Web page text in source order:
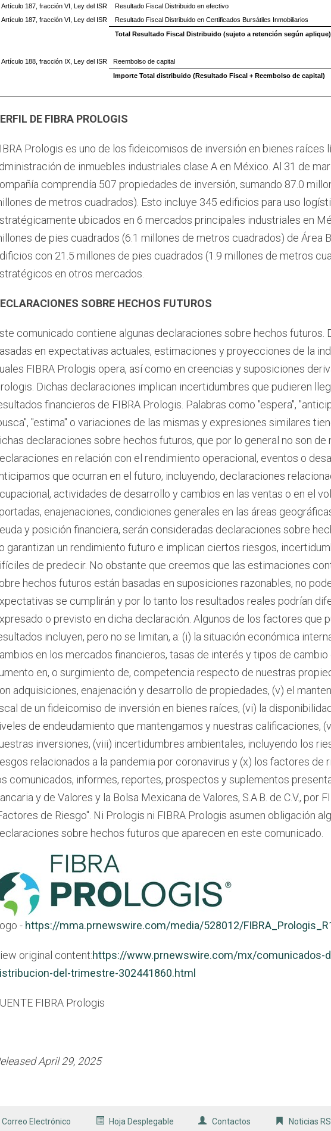
Artículo 187, fracción VI, Ley del ISR Resultado Fiscal Distribuido en efectivo
Artículo 187, fracción VI, Ley del ISR
Resultado Fiscal Distribuido en Certificados Bursátiles Inmobiliarios
Total Resultado Fiscal Distribuido (sujeto a retención según aplique)
Artículo 188, fracción IX, Ley del ISR Reembolso de capital
Importe Total distribuido (Resultado Fiscal + Reembolso de capital)
DE FIBRA PROLOGIS
Prologis es uno de los fideicomisos de inversión en bienes raíces
de inmuebles industriales clase A en México. Al 31 de
comprendía 507 propiedades de inversión, sumando 87.0
de metros cuadrados). Esto incluye 345 edificios para uso
ubicados en 6 mercados principales industriales en
de pies cuadrados (6.1 millones de metros cuadrados) de Área
con 21.5 millones de pies cuadrados (1.9 millones de metros
en otros mercados.
SOBRE HECHOS FUTUROS
comunicado contiene algunas declaraciones sobre hechos futuros.
en expectativas actuales, estimaciones y proyecciones de la
FIBRA Prologis opera, así como en creencias y suposiciones
Dichas declaraciones implican incertidumbres que pudieren
financieros de FIBRA Prologis. Palabras como "espera",
"estima" o variaciones de las mismas y expresiones similares
declaraciones sobre hechos futuros, que por lo general no son de
en relación con el rendimiento operacional, eventos o
que ocurran en el futuro, incluyendo, declaraciones
actividades de desarrollo y cambios en las ventas o en el
enajenaciones, condiciones generales en las áreas
y posición financiera, serán consideradas declaraciones sobre
garantizan un rendimiento futuro e implican ciertos riesgos,
de predecir. No obstante que creemos que las estimaciones
hechos futuros están basadas en suposiciones razonables, no
se cumplirán y por lo tanto los resultados reales podrían
o previsto en dicha declaración. Algunos de los factores que
incluyen, pero no se limitan, a: (i) la situación económica
en los mercados financieros, tasas de interés y tipos de cambio
en, o surgimiento de, competencia respecto de nuestras
adquisiciones, enajenación y desarrollo de propiedades, (v) el
de un fideicomiso de inversión en bienes raíces, (vi) la
de endeudamiento que mantengamos y nuestras calificaciones,
inversiones, (viii) incertidumbres ambientales, incluyendo los
relacionados a la pandemia por coronavirus y (x) los factores de
comunicados, informes, reportes, prospectos y suplementos
y de Valores y la Bolsa Mexicana de Valores, S.A.B. de C.V., por
de Riesgo". Ni Prologis ni FIBRA Prologis asumen obligación
sobre hechos futuros que aparecen en este comunicado.
- https://mma.prnewswire.com/media/528012/
original content:https://www.prnewswire.com/mx/comunicados-
del-trimestre-302441860.html
FIBRA Prologis
April 29, 2025
Electrónico Hoja Desplegable Contactos Noticias